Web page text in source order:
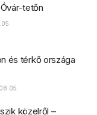
tetőn
és térkő országa
közelről –